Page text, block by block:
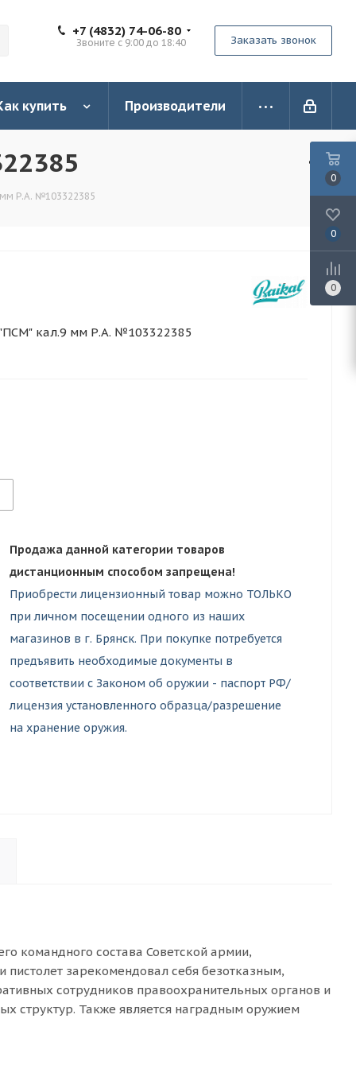
+7 (4832) 74-06-80
Звоните с 9:00 до 18:40 Заказать звонок
купить Производители
Р.А. №103322385
кал.9 мм Р.А. №103322385
Продажа данной категории товаров
дистанционным способом запрещена!
Приобрести лицензионный товар можно ТОЛЬКО
при личном посещении одного из наших
магазинов в г. Брянск. При покупке потребуется
предъявить необходимые документы в
соответствии с Законом об оружии - паспорт РФ/
лицензия установленного образца/разрешение
на хранение оружия.
командного состава Советской армии,
зарекомендовал себя безотказным,
сотрудников правоохранительных органов и
структур. Также является наградным оружием
0
0
0